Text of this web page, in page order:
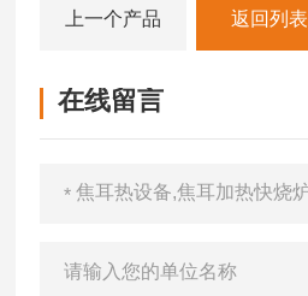
上一个产品 返回列表
在线留言